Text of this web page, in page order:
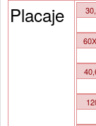
Placaje